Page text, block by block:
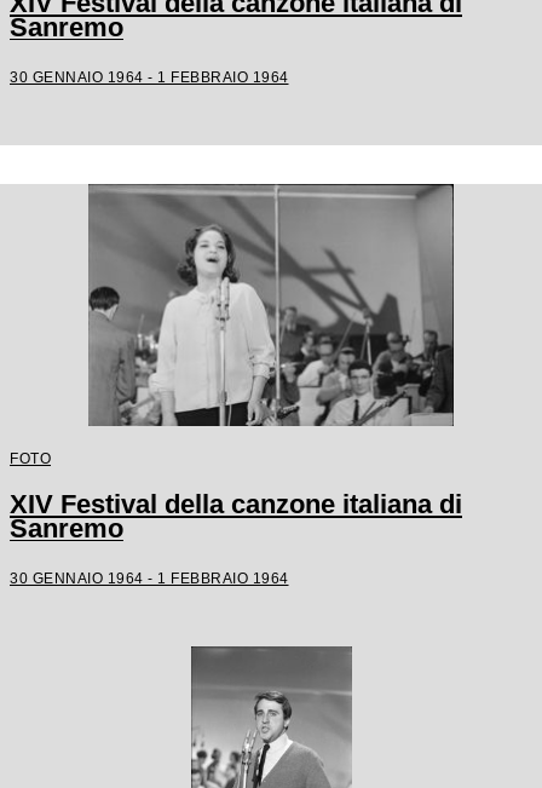
Sanremo
30 GENNAIO 1964 - 1 FEBBRAIO 1964
FOTO
XIV Festival della canzone italiana di
Sanremo
30 GENNAIO 1964 - 1 FEBBRAIO 1964